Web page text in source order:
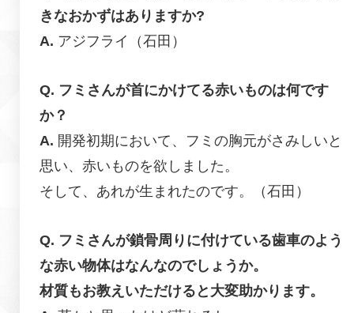
きなおかずはありますか?
アジフライ（石田）
フミさんが首にかけてる赤いものは何です
か？
開発初期において、フミの胸元がさみしいと
思い、赤いものを欲しました。
そして、あれが生まれたのです。（石田）
フミさんが鎖骨周りに付けている歯車のよう
な赤い物体はなんなのでしょうか。
材質もお教えいただけると大変助かります。